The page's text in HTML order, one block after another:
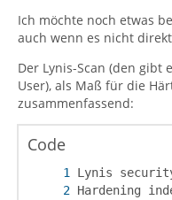
Ich möchte noch etwas
auch wenn es nicht
Der Lynis-Scan (den gibt
User), als Maß für die
zusammenfassend:
Code